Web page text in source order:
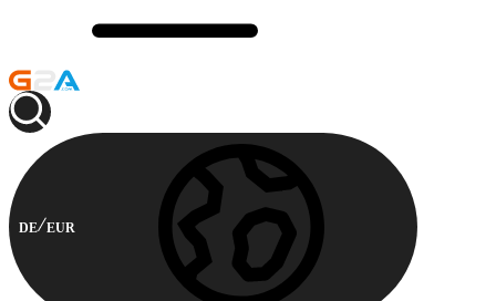
DE EUR